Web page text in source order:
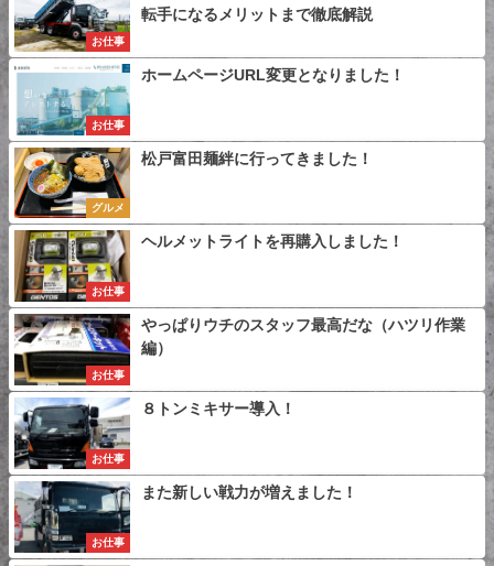
お仕事
転手になるメリットまで徹底解説
お仕事
ホームページURL変更となりました！
グルメ
松戸富田麺絆に行ってきました！
お仕事
ヘルメットライトを再購入しました！
お仕事
やっぱりウチのスタッフ最高だな（ハツリ作業
編）
お仕事
８トンミキサー導入！
お仕事
また新しい戦力が増えました！